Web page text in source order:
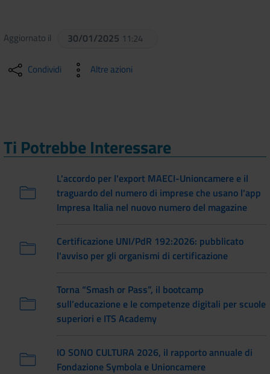
Aggiornato il 30/01/2025 11:24
Condividi Altre azioni
Ti Potrebbe Interessare
L'accordo per l'export MAECI-Unioncamere e il
traguardo del numero di imprese che usano l'app
Impresa Italia nel nuovo numero del magazine
Certificazione UNI/PdR 192:2026: pubblicato
l'avviso per gli organismi di certificazione
Torna “Smash or Pass”, il bootcamp
sull’educazione e le competenze digitali per scuole
superiori e ITS Academy
IO SONO CULTURA 2026, il rapporto annuale di
Fondazione Symbola e Unioncamere